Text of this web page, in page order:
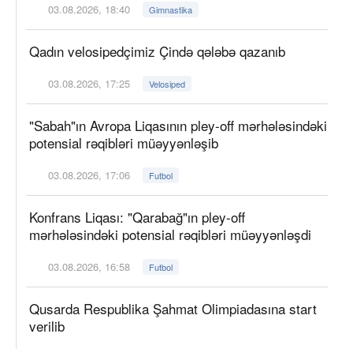
03.08.2026, 18:40 Gimnastika
Qadın velosipedçimiz Çində qələbə qazanıb
03.08.2026, 17:25 Velosiped
"Sabah"ın Avropa Liqasının pley-off mərhələsindəki
potensial rəqibləri müəyyənləşib
03.08.2026, 17:06 Futbol
Konfrans Liqası: "Qarabağ"ın pley-off
mərhələsindəki potensial rəqibləri müəyyənləşdi
03.08.2026, 16:58 Futbol
Qusarda Respublika Şahmat Olimpiadasına start
verilib